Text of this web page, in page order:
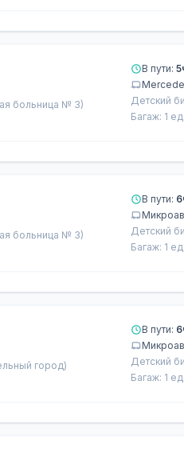
больница № 3)
В пути:
Детский
Багаж: 1
больница № 3)
В пути:
Детский
Багаж: 1
город)
В пути:
Детский
Багаж: 1